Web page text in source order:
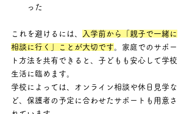
った
これを避けるには、
入学前から「親子で一緒に
相談に行く」ことが大切です。家庭でのサポー
ト方法を共有できると、子どもも安心して学校
生活に臨めます。
学校によっては、オンライン相談や休日見学な
ど、保護者の予定に合わせたサポートも用意さ